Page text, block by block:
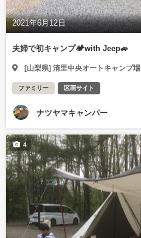
2021年6月12日
夫婦で初キャンプ🏕with Jeep🚙
[山梨県] 清里中央オートキャンプ場
ファミリー 区画サイト
ナツヤマキャンパー
4